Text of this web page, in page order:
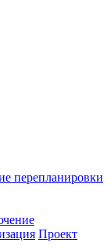
перепланировки
Проект